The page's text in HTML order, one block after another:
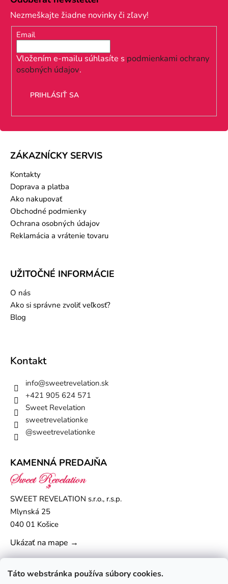
Táto webstránka používa súbory cookies.
Nezmeškajte žiadne novinky či zľavy!
Email
Vložením e-mailu súhlasíte s podmienkami ochrany
osobných údajov.
PRIHLÁSIŤ SA
ZÁKAZNÍCKY SERVIS
Kontakty
Doprava a platba
Ako nakupovať
Obchodné podmienky
Ochrana osobných údajov
Reklamácia a vrátenie tovaru
UŽITOČNÉ INFORMÁCIE
O nás
Ako si správne zvoliť veľkosť?
Blog
Kontakt
info@sweetrevelation.sk
+421 905 624 571
Sweet Revelation
sweetrevelationke
@sweetrevelationke
KAMENNÁ PREDAJŇA
SWEET REVELATION s.r.o., r.s.p.
Mlynská 25
040 01 Košice
Ukázať na mape →